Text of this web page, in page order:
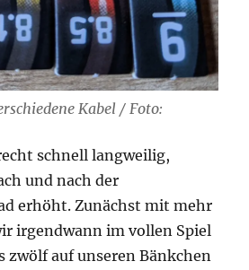
Kabel / Foto:
schnell langweilig,
und nach der
erhöht. Zunächst mit mehr
irgendwann im vollen Spiel
zwölf auf unseren Bänkchen